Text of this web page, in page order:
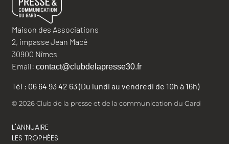
Maison des Associations
2, impasse Jean Macé
30900 Nîmes
Email: contact@clubdelapresse30.fr
Tél : 06 64 93 42 63 (Du lundi au vendredi de 10h à 16h)
© 2026 Club de la presse et de la communication du Gard
L'ANNUAIRE
LES TROPHÉES